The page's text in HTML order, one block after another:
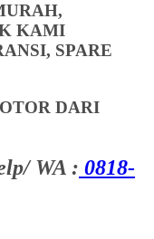
KAMI
SPARE
DARI
WA : 0818-